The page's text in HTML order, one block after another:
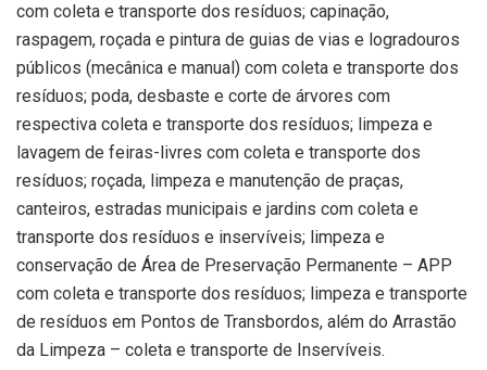
com coleta e transporte dos resíduos; capinação,
raspagem, roçada e pintura de guias de vias e logradouros
públicos (mecânica e manual) com coleta e transporte dos
resíduos; poda, desbaste e corte de árvores com
respectiva coleta e transporte dos resíduos; limpeza e
lavagem de feiras-livres com coleta e transporte dos
resíduos; roçada, limpeza e manutenção de praças,
canteiros, estradas municipais e jardins com coleta e
transporte dos resíduos e inservíveis; limpeza e
conservação de Área de Preservação Permanente – APP
com coleta e transporte dos resíduos; limpeza e transporte
de resíduos em Pontos de Transbordos, além do Arrastão
da Limpeza – coleta e transporte de Inservíveis.